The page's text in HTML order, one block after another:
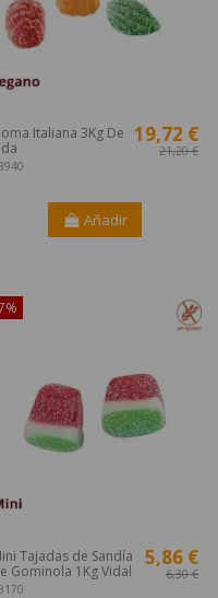
Italiana 3Kg De 19,72 €
21,20 €
Añadir
Tajadas de Sandía
Gominola 1Kg Vidal
5,86 €
6,30 €